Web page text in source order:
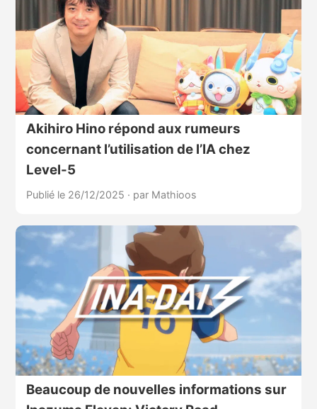
Akihiro Hino répond aux rumeurs
concernant l’utilisation de l’IA chez
Level-5
Publié le 26/12/2025 · par Mathioos
Beaucoup de nouvelles informations sur